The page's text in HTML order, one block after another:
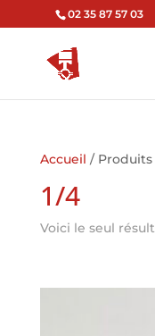
02 35 87 57 03
Accueil / Produits
1/4
Voici le seul